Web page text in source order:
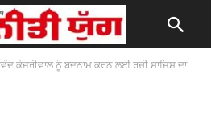
ਕੇਜਰੀਵਾਲ ਨੂੰ ਬਦਨਾਮ ਕਰਨ ਲਈ ਰਚੀ ਸਾਜਿਸ਼ ਦਾ